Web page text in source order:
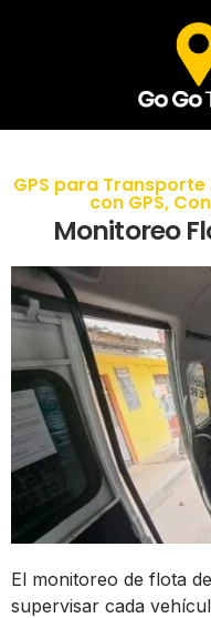
GPS para Transporte
con GPS,
Monitoreo
El monitoreo de flota
supervisar cada